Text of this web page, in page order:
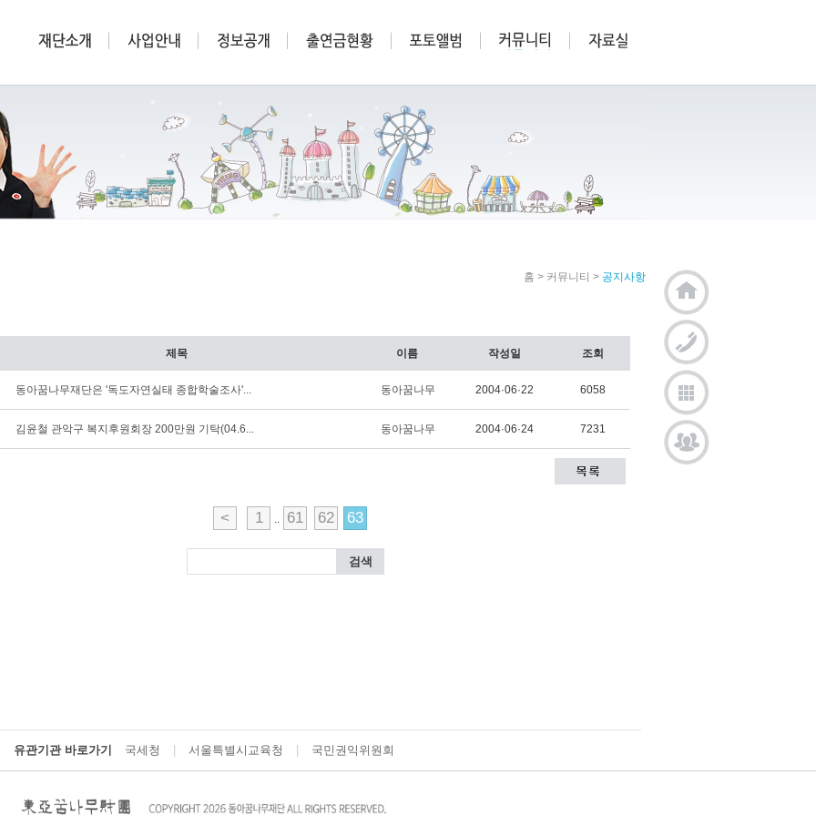
홈 > 커뮤니티 > 공지사항
제목 이름 작성일 조회
동아꿈나무재단은 '독도자연실태 종합학술조사'... 동아꿈나무 2004·06·22 6058
김윤철 관악구 복지후원회장 200만원 기탁(04.6... 동아꿈나무 2004·06·24 7231
< 1 .. 61 62 63
유관기관 바로가기 국세청 서울특별시교육청 국민권익위원회